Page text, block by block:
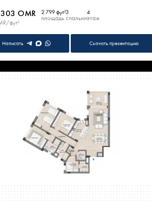
OMR
фут²
2 799 фут²
площадь
3
спальни
4
этаж
Написать Скачать презентацию